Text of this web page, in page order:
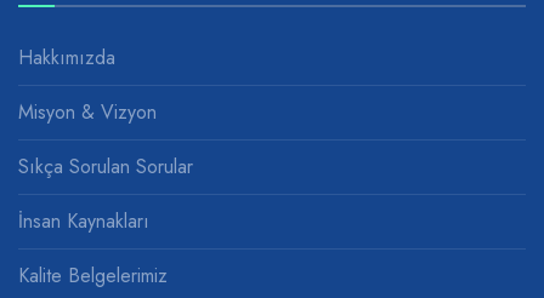
Hakkımızda
Misyon & Vizyon
Sıkça Sorulan Sorular
İnsan Kaynakları
Kalite Belgelerimiz